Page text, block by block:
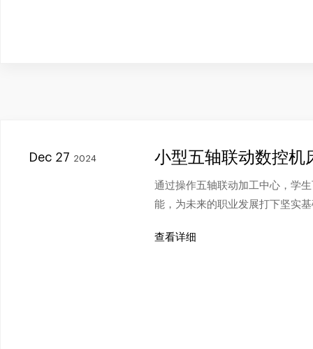
Dec 27 2024 小型五轴联动数控机
通过操作五轴联动加工中心，学
能，为未来的职业发展打下坚实
查看详细